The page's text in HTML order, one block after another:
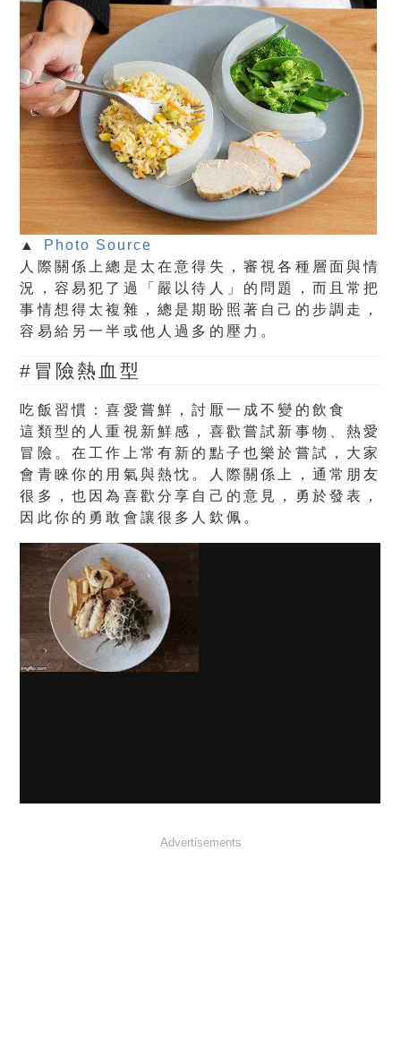
▲
Photo Source
人際關係上總是太在意得失，審視各種層面與情
況，容易犯了過「嚴以待人」的問題，而且常把
事情想得太複雜，總是期盼照著自己的步調走，
容易給另一半或他人過多的壓力。
#冒險熱血型
吃飯習慣：喜愛嘗鮮，討厭一成不變的飲食
這類型的人重視新鮮感，喜歡嘗試新事物、熱愛
冒險。在工作上常有新的點子也樂於嘗試，大家
會青睞你的用氣與熱忱。人際關係上，通常朋友
很多，也因為喜歡分享自己的意見，勇於發表，
因此你的勇敢會讓很多人欽佩。
Advertisements